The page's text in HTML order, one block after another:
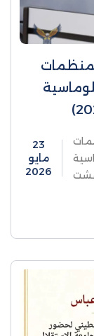
(2024–2025)ناقشت
23
مايو
2026